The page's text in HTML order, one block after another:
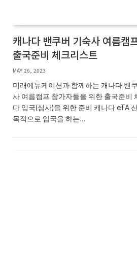
캐나다 밴쿠버 기숙사 여름캠
출국준비 체크리스트
MAY 26, 2023
미래에듀케이션과 함께하는 캐나다 밴
사 여름캠프 참가자들을 위한 출국준비
다 입국(심사)을 위한 준비 캐나다 eTA
목적으로 입국을 하는…